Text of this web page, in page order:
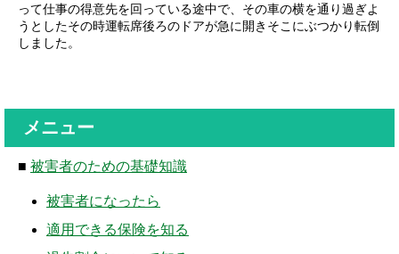
って仕事の得意先を回っている途中で、その車の横を通り過ぎよ
うとしたその時運転席後ろのドアが急に開きそこにぶつかり転倒
しました。
メニュー
■ 被害者のための基礎知識
被害者になったら
適用できる保険を知る